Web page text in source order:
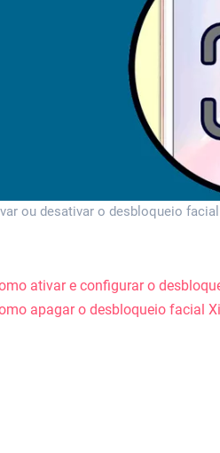
ou desativar o desbloqueio
ativar e configurar o
apagar o desbloqueio facial